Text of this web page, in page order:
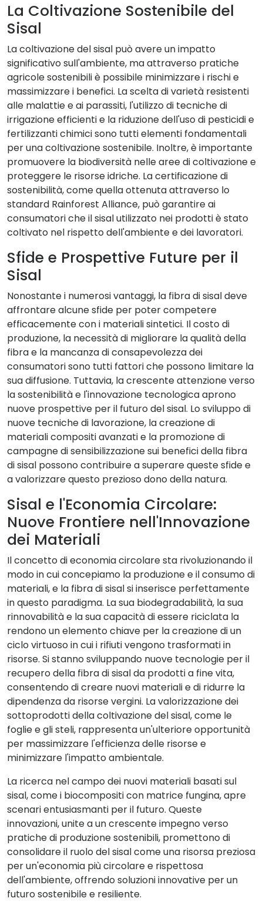
La Coltivazione Sostenibile del
Sisal
La coltivazione del sisal può avere un impatto
significativo sull'ambiente, ma attraverso pratiche
agricole sostenibili è possibile minimizzare i rischi e
massimizzare i benefici. La scelta di varietà resistenti
alle malattie e ai parassiti, l'utilizzo di tecniche di
irrigazione efficienti e la riduzione dell'uso di pesticidi e
fertilizzanti chimici sono tutti elementi fondamentali
per una coltivazione sostenibile. Inoltre, è importante
promuovere la biodiversità nelle aree di coltivazione e
proteggere le risorse idriche. La certificazione di
sostenibilità, come quella ottenuta attraverso lo
standard Rainforest Alliance, può garantire ai
consumatori che il sisal utilizzato nei prodotti è stato
coltivato nel rispetto dell'ambiente e dei lavoratori.
Sfide e Prospettive Future per il
Sisal
Nonostante i numerosi vantaggi, la fibra di sisal deve
affrontare alcune sfide per poter competere
efficacemente con i materiali sintetici. Il costo di
produzione, la necessità di migliorare la qualità della
fibra e la mancanza di consapevolezza dei
consumatori sono tutti fattori che possono limitare la
sua diffusione. Tuttavia, la crescente attenzione verso
la sostenibilità e l'innovazione tecnologica aprono
nuove prospettive per il futuro del sisal. Lo sviluppo di
nuove tecniche di lavorazione, la creazione di
materiali compositi avanzati e la promozione di
campagne di sensibilizzazione sui benefici della fibra
di sisal possono contribuire a superare queste sfide e
a valorizzare questo prezioso dono della natura.
Sisal e l'Economia Circolare:
Nuove Frontiere nell'Innovazione
dei Materiali
Il concetto di economia circolare sta rivoluzionando il
modo in cui concepiamo la produzione e il consumo di
materiali, e la fibra di sisal si inserisce perfettamente
in questo paradigma. La sua biodegradabilità, la sua
rinnovabilità e la sua capacità di essere riciclata la
rendono un elemento chiave per la creazione di un
ciclo virtuoso in cui i rifiuti vengono trasformati in
risorse. Si stanno sviluppando nuove tecnologie per il
recupero della fibra di sisal da prodotti a fine vita,
consentendo di creare nuovi materiali e di ridurre la
dipendenza da risorse vergini. La valorizzazione dei
sottoprodotti della coltivazione del sisal, come le
foglie e gli steli, rappresenta un'ulteriore opportunità
per massimizzare l'efficienza delle risorse e
minimizzare l'impatto ambientale.
La ricerca nel campo dei nuovi materiali basati sul
sisal, come i biocompositi con matrice fungina, apre
scenari entusiasmanti per il futuro. Queste
innovazioni, unite a un crescente impegno verso
pratiche di produzione sostenibili, promettono di
consolidare il ruolo del sisal come una risorsa preziosa
per un'economia più circolare e rispettosa
dell'ambiente, offrendo soluzioni innovative per un
futuro sostenibile e resiliente.